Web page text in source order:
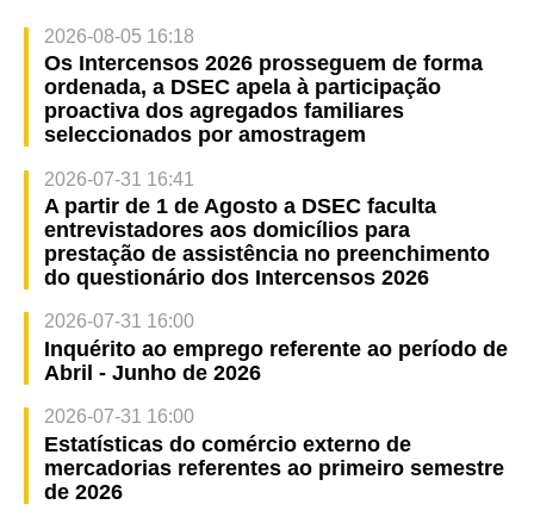
2026-08-05 16:18
Os Intercensos 2026 prosseguem de forma
ordenada, a DSEC apela à participação
proactiva dos agregados familiares
seleccionados por amostragem
2026-07-31 16:41
A partir de 1 de Agosto a DSEC faculta
entrevistadores aos domicílios para
prestação de assistência no preenchimento
do questionário dos Intercensos 2026
2026-07-31 16:00
Inquérito ao emprego referente ao período de
Abril - Junho de 2026
2026-07-31 16:00
Estatísticas do comércio externo de
mercadorias referentes ao primeiro semestre
de 2026